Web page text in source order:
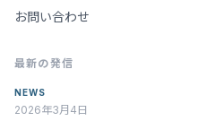
お問い合わせ
最新の発信
NEWS
2026年3月4日